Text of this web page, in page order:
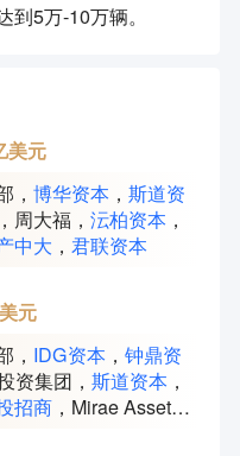
5万-10万辆。
美元
，博华资本 ，斯道资
， 周大福 ，沄柏资本 ，
中大 ，君联资本
元
， IDG资本 ，钟鼎资
资集团 ，斯道资本 ，
招商 ， Mirae Asset